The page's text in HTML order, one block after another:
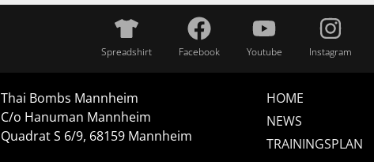
Spreadshirt Facebook Youtube Instagram
Thai Bombs Mannheim
C/o Hanuman Mannheim
Quadrat S 6/9, 68159 Mannheim
HOME
NEWS
TRAININGSPLAN